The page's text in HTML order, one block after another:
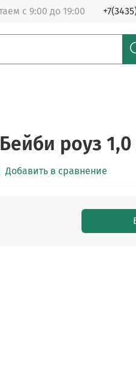
с 9:00 до 19:00
роуз
Добавить в сравнение